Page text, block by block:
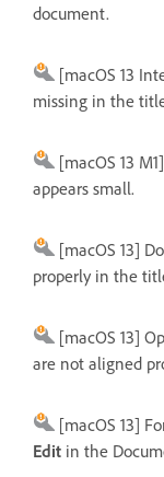
document.
[macOS 13
missing in the
[macOS 13
appears small.
[macOS 13]
properly in the
[macOS 13]
are not aligned
[macOS 13]
Edit in the